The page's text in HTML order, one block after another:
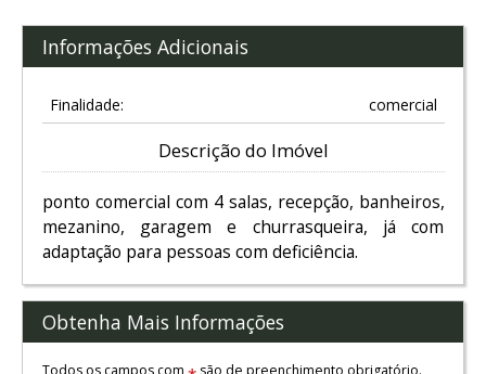
Informações Adicionais
Finalidade: comercial
Descrição do Imóvel
ponto comercial com 4 salas, recepção, banheiros,
mezanino, garagem e churrasqueira, já com
adaptação para pessoas com deficiência.
Obtenha Mais Informações